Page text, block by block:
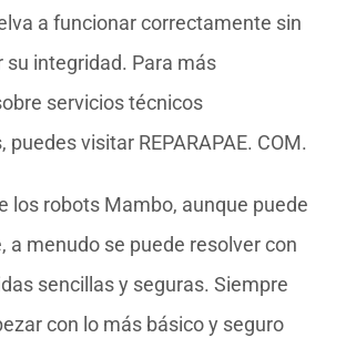
a funcionar correctamente sin
integridad. Para más
servicios técnicos
puedes visitar REPARAPAE. COM.
los robots Mambo, aunque puede
a menudo se puede resolver con
sencillas y seguras. Siempre
con lo más básico y seguro